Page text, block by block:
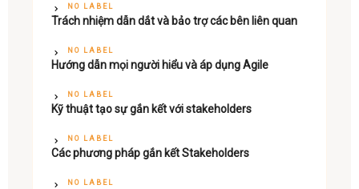
NO LABEL
Trách nhiệm dẫn dắt và bảo trợ các bên liên quan
NO LABEL
Hướng dẫn mọi người hiểu và áp dụng Agile
NO LABEL
Kỹ thuật tạo sự gắn kết với stakeholders
NO LABEL
Các phương pháp gắn kết Stakeholders
NO LABEL